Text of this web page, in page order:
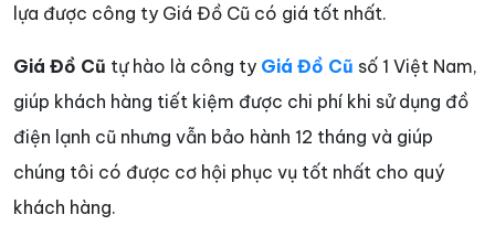
lựa được công ty Giá Đồ Cũ có giá tốt nhất.
Giá Đồ Cũ tự hào là công ty Giá Đồ Cũ số 1 Việt Nam,
giúp khách hàng tiết kiệm được chi phí khi sử dụng đồ
điện lạnh cũ nhưng vẫn bảo hành 12 tháng và giúp
chúng tôi có được cơ hội phục vụ tốt nhất cho quý
khách hàng.